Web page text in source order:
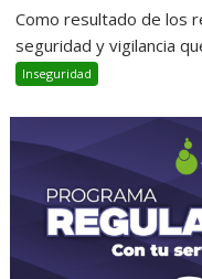
Como resultado de los
seguridad y vigilancia
Inseguridad